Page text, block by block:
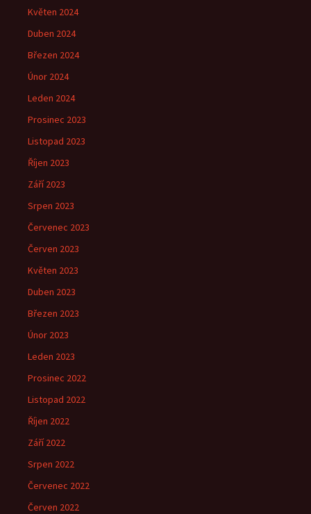
Květen 2024
Duben 2024
Březen 2024
Únor 2024
Leden 2024
Prosinec 2023
Listopad 2023
Říjen 2023
Září 2023
Srpen 2023
Červenec 2023
Červen 2023
Květen 2023
Duben 2023
Březen 2023
Únor 2023
Leden 2023
Prosinec 2022
Listopad 2022
Říjen 2022
Září 2022
Srpen 2022
Červenec 2022
Červen 2022